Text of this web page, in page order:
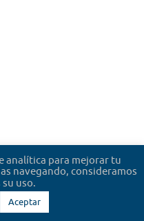
analítica para mejorar tu
navegando, consideramos
uso.
Aceptar